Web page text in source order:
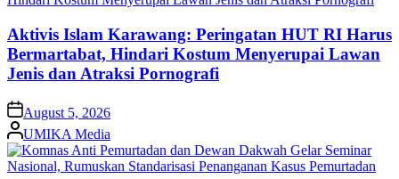
Aktivis Islam Karawang: Peringatan HUT RI Harus
Bermartabat, Hindari Kostum Menyerupai Lawan
Jenis dan Atraksi Pornografi
on August 5, 2026
Posted
by
UMIKA Media